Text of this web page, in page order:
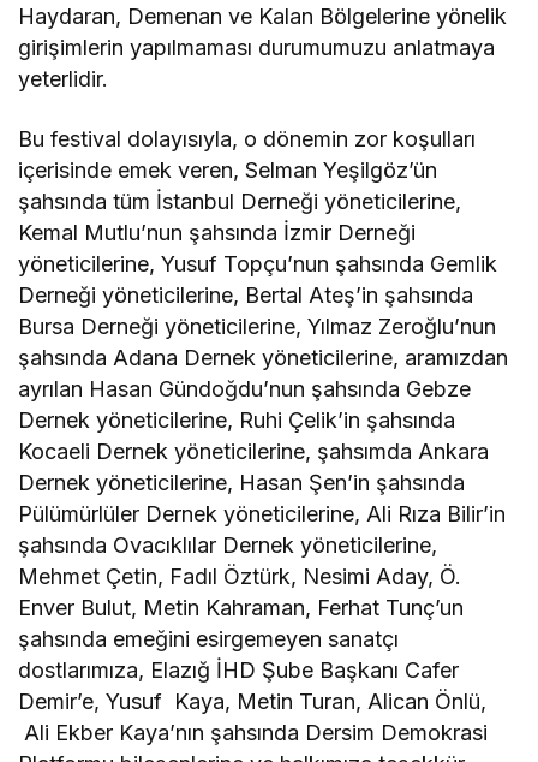
Haydaran, Demenan ve Kalan Bölgelerine yönelik
girişimlerin yapılmaması durumumuzu anlatmaya
yeterlidir.
Bu festival dolayısıyla, o dönemin zor koşulları
içerisinde emek veren, Selman Yeşilgöz’ün
şahsında tüm İstanbul Derneği yöneticilerine,
Kemal Mutlu’nun şahsında İzmir Derneği
yöneticilerine, Yusuf Topçu’nun şahsında Gemlik
Derneği yöneticilerine, Bertal Ateş’in şahsında
Bursa Derneği yöneticilerine, Yılmaz Zeroğlu’nun
şahsında Adana Dernek yöneticilerine, aramızdan
ayrılan Hasan Gündoğdu’nun şahsında Gebze
Dernek yöneticilerine, Ruhi Çelik’in şahsında
Kocaeli Dernek yöneticilerine, şahsımda Ankara
Dernek yöneticilerine, Hasan Şen’in şahsında
Pülümürlüler Dernek yöneticilerine, Ali Rıza Bilir’in
şahsında Ovacıklılar Dernek yöneticilerine,
Mehmet Çetin, Fadıl Öztürk, Nesimi Aday, Ö.
Enver Bulut, Metin Kahraman, Ferhat Tunç’un
şahsında emeğini esirgemeyen sanatçı
dostlarımıza, Elazığ İHD Şube Başkanı Cafer
Demir’e, Yusuf Kaya, Metin Turan, Alican Önlü,
Ali Ekber Kaya’nın şahsında Dersim Demokrasi